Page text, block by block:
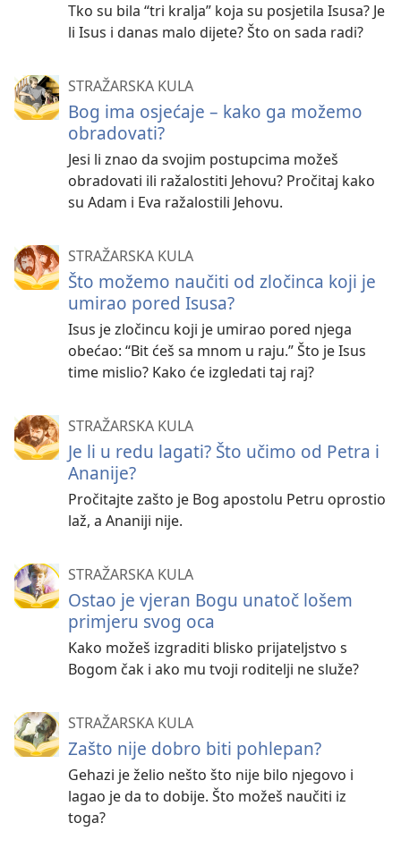
Tko su bila “tri kralja” koja su posjetila Isusa? Je
li Isus i danas malo dijete? Što on sada radi?
STRAŽARSKA KULA
Bog ima osjećaje – kako ga možemo
obradovati?
Jesi li znao da svojim postupcima možeš
obradovati ili ražalostiti Jehovu? Pročitaj kako
su Adam i Eva ražalostili Jehovu.
STRAŽARSKA KULA
Što možemo naučiti od zločinca koji je
umirao pored Isusa?
Isus je zločincu koji je umirao pored njega
obećao: “Bit ćeš sa mnom u raju.” Što je Isus
time mislio? Kako će izgledati taj raj?
STRAŽARSKA KULA
Je li u redu lagati? Što učimo od Petra i
Ananije?
Pročitajte zašto je Bog apostolu Petru oprostio
laž, a Ananiji nije.
STRAŽARSKA KULA
Ostao je vjeran Bogu unatoč lošem
primjeru svog oca
Kako možeš izgraditi blisko prijateljstvo s
Bogom čak i ako mu tvoji roditelji ne služe?
STRAŽARSKA KULA
Zašto nije dobro biti pohlepan?
Gehazi je želio nešto što nije bilo njegovo i
lagao je da to dobije. Što možeš naučiti iz
toga?